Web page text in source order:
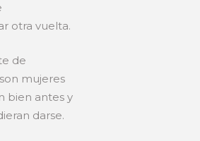
otra vuelta.
de
mujeres
bien antes y
darse.